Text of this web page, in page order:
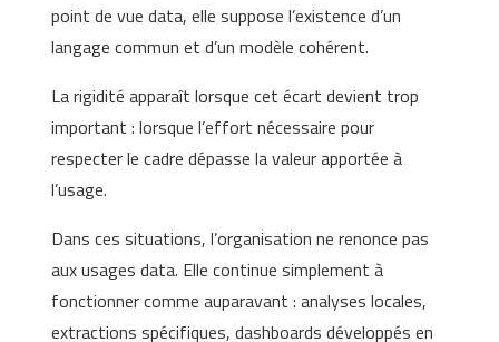
point de vue data, elle suppose l’existence d’un
langage commun et d’un modèle cohérent.
La rigidité apparaît lorsque cet écart devient trop
important : lorsque l’effort nécessaire pour
respecter le cadre dépasse la valeur apportée à
l’usage.
Dans ces situations, l’organisation ne renonce pas
aux usages data. Elle continue simplement à
fonctionner comme auparavant : analyses locales,
extractions spécifiques, dashboards développés en